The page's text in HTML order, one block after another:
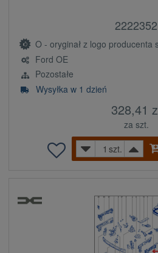
2222352
O - oryginał z logo producenta
Ford OE
Pozostałe
Wysyłka w 1 dzień
328,41
za szt.
szt.